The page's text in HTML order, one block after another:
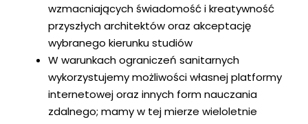
wzmacniających świadomość i kreatywność
przyszłych architektów oraz akceptację
wybranego kierunku studiów
W warunkach ograniczeń sanitarnych
wykorzystujemy możliwości własnej platformy
internetowej oraz innych form nauczania
zdalnego; mamy w tej mierze wieloletnie